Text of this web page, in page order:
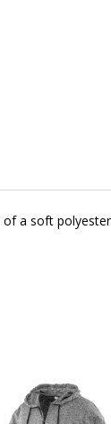
of a soft